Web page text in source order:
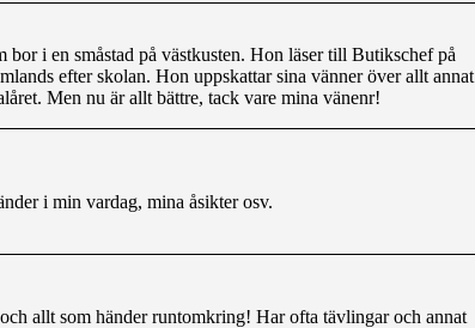
bor i en småstad på västkusten. Hon läser till Butikschef på
efter skolan. Hon uppskattar sina vänner över allt annat
Men nu är allt bättre, tack vare mina vänenr!
i min vardag, mina åsikter osv.
allt som händer runtomkring! Har ofta tävlingar och annat